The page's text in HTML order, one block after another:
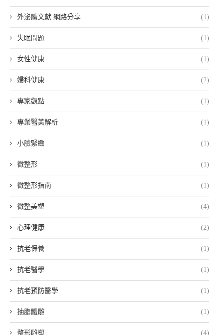
外泌體文獻 網路分享 (1)
失眠問題 (1)
女性健康 (1)
婦科健康 (2)
專家觀點 (1)
專業醫美解析 (1)
小臉緊緻 (1)
微整形 (1)
微整形指南 (1)
微整美塑 (4)
心理健康 (2)
抗老保養 (1)
抗老醫學 (1)
抗老預防醫學 (1)
抽脂體雕 (1)
整形雕塑 (4)